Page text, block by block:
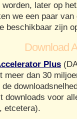
worden, later op
we een paar
beschikbaar zijn
Download
Plus
meer dan 30
de
downloads voor
etcetera).